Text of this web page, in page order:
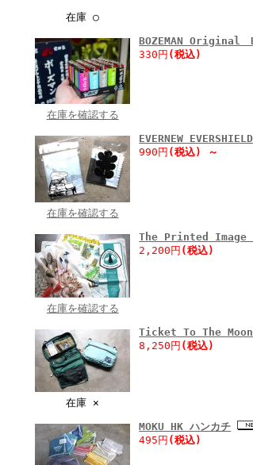
在庫 ○
在庫を確認する
BOZEMAN
330円 (税込)
在庫を確認する
EVERNEW EVERSHIELD
990円 (税込) ～
在庫を確認する
The Printed Image
2,200円 (税込)
在庫 ×
Ticket To The Moon
8,250円 (税込)
MOKU HK ハンカチ
495円 (税込)